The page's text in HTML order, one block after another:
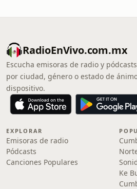
RadioEnVivo.com.mx
Escucha emisoras de radio y
por ciudad, género o estado de
dispositivo.
EXPLORAR
Emisoras de radio
Pódcasts
Canciones Populares
Ke